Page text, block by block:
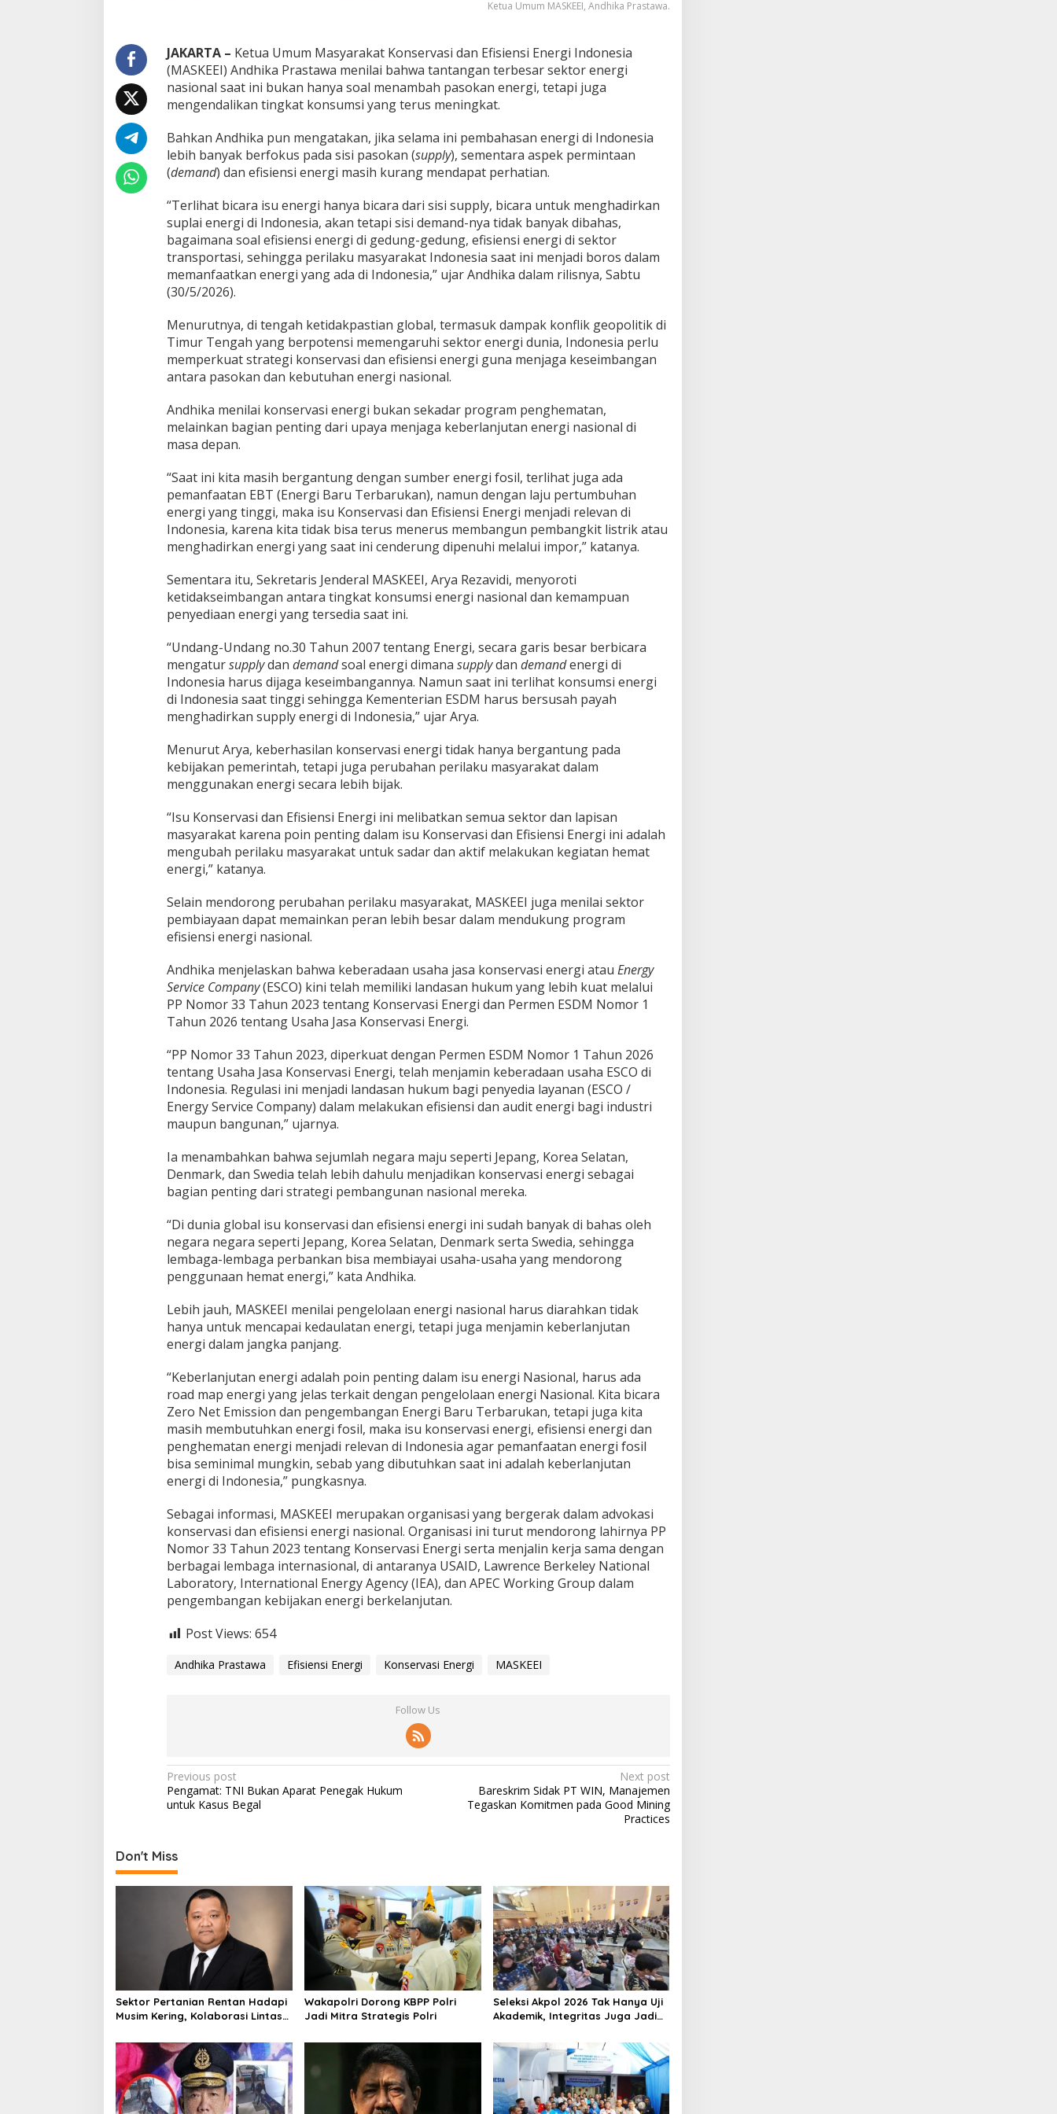
n
P
e
g
m
b
a
a
n
E
B
Ketua Umum MASKEEI, Andhika Prastawa.
JAKARTA – Ketua Umum Masyarakat Konservasi dan Efisiensi Energi Indonesia
(MASKEEI) Andhika Prastawa menilai bahwa tantangan terbesar sektor energi
nasional saat ini bukan hanya soal menambah pasokan energi, tetapi juga
mengendalikan tingkat konsumsi yang terus meningkat.
Bahkan Andhika pun mengatakan, jika selama ini pembahasan energi di Indonesia
lebih banyak berfokus pada sisi pasokan (supply), sementara aspek permintaan
(demand) dan efisiensi energi masih kurang mendapat perhatian.
“Terlihat bicara isu energi hanya bicara dari sisi supply, bicara untuk menghadirkan
suplai energi di Indonesia, akan tetapi sisi demand-nya tidak banyak dibahas,
bagaimana soal efisiensi energi di gedung-gedung, efisiensi energi di sektor
transportasi, sehingga perilaku masyarakat Indonesia saat ini menjadi boros dalam
memanfaatkan energi yang ada di Indonesia,” ujar Andhika dalam rilisnya, Sabtu
(30/5/2026).
Menurutnya, di tengah ketidakpastian global, termasuk dampak konflik geopolitik di
Timur Tengah yang berpotensi memengaruhi sektor energi dunia, Indonesia perlu
memperkuat strategi konservasi dan efisiensi energi guna menjaga keseimbangan
antara pasokan dan kebutuhan energi nasional.
Andhika menilai konservasi energi bukan sekadar program penghematan,
melainkan bagian penting dari upaya menjaga keberlanjutan energi nasional di
masa depan.
“Saat ini kita masih bergantung dengan sumber energi fosil, terlihat juga ada
pemanfaatan EBT (Energi Baru Terbarukan), namun dengan laju pertumbuhan
energi yang tinggi, maka isu Konservasi dan Efisiensi Energi menjadi relevan di
Indonesia, karena kita tidak bisa terus menerus membangun pembangkit listrik atau
menghadirkan energi yang saat ini cenderung dipenuhi melalui impor,” katanya.
Sementara itu, Sekretaris Jenderal MASKEEI, Arya Rezavidi, menyoroti
ketidakseimbangan antara tingkat konsumsi energi nasional dan kemampuan
penyediaan energi yang tersedia saat ini.
“Undang-Undang no.30 Tahun 2007 tentang Energi, secara garis besar berbicara
mengatursupplydan demandsoal energi dimana supplydan demandenergi di
Indonesia harus dijaga keseimbangannya. Namun saat ini terlihat konsumsi energi
di Indonesia saat tinggi sehingga Kementerian ESDM harus bersusah payah
menghadirkan supply energi di Indonesia,” ujar Arya.
Menurut Arya, keberhasilan konservasi energi tidak hanya bergantung pada
kebijakan pemerintah, tetapi juga perubahan perilaku masyarakat dalam
menggunakan energi secara lebih bijak.
“Isu Konservasi dan Efisiensi Energi ini melibatkan semua sektor dan lapisan
masyarakat karena poin penting dalam isu Konservasi dan Efisiensi Energi ini adalah
mengubah perilaku masyarakat untuk sadar dan aktif melakukan kegiatan hemat
energi,” katanya.
Selain mendorong perubahan perilaku masyarakat, MASKEEI juga menilai sektor
pembiayaan dapat memainkan peran lebih besar dalam mendukung program
efisiensi energi nasional.
Andhika menjelaskan bahwa keberadaan usaha jasa konservasi energi atau Energy
Service Company(ESCO) kini telah memiliki landasan hukum yang lebih kuat melalui
PP Nomor 33 Tahun 2023 tentang Konservasi Energi dan Permen ESDM Nomor 1
Tahun 2026 tentang Usaha Jasa Konservasi Energi.
“PP Nomor 33 Tahun 2023, diperkuat dengan Permen ESDM Nomor 1 Tahun 2026
tentang Usaha Jasa Konservasi Energi, telah menjamin keberadaan usaha ESCO di
Indonesia. Regulasi ini menjadi landasan hukum bagi penyedia layanan (ESCO /
Energy Service Company) dalam melakukan efisiensi dan audit energi bagi industri
maupun bangunan,” ujarnya.
Ia menambahkan bahwa sejumlah negara maju seperti Jepang, Korea Selatan,
Denmark, dan Swedia telah lebih dahulu menjadikan konservasi energi sebagai
bagian penting dari strategi pembangunan nasional mereka.
“Di dunia global isu konservasi dan efisiensi energi ini sudah banyak di bahas oleh
negara negara seperti Jepang, Korea Selatan, Denmark serta Swedia, sehingga
lembaga-lembaga perbankan bisa membiayai usaha-usaha yang mendorong
penggunaan hemat energi,” kata Andhika.
Lebih jauh, MASKEEI menilai pengelolaan energi nasional harus diarahkan tidak
hanya untuk mencapai kedaulatan energi, tetapi juga menjamin keberlanjutan
energi dalam jangka panjang.
“Keberlanjutan energi adalah poin penting dalam isu energi Nasional, harus ada
road map energi yang jelas terkait dengan pengelolaan energi Nasional. Kita bicara
Zero Net Emission dan pengembangan Energi Baru Terbarukan, tetapi juga kita
masih membutuhkan energi fosil, maka isu konservasi energi, efisiensi energi dan
penghematan energi menjadi relevan di Indonesia agar pemanfaatan energi fosil
bisa seminimal mungkin, sebab yang dibutuhkan saat ini adalah keberlanjutan
energi di Indonesia,” pungkasnya.
Sebagai informasi, MASKEEI merupakan organisasi yang bergerak dalam advokasi
konservasi dan efisiensi energi nasional. Organisasi ini turut mendorong lahirnya PP
Nomor 33 Tahun 2023 tentang Konservasi Energi serta menjalin kerja sama dengan
berbagai lembaga internasional, di antaranya USAID, Lawrence Berkeley National
Laboratory, International Energy Agency (IEA), dan APEC Working Group dalam
pengembangan kebijakan energi berkelanjutan.
Post Views: 654
Andhika Prastawa Efisiensi Energi Konservasi Energi MASKEEI
Follow Us
P
o
n
a
g
t
i
o
n
Previous post
Pengamat: TNI Bukan Aparat Penegak Hukum
untuk Kasus Begal
Next post
Bareskrim Sidak PT WIN, Manajemen
Tegaskan Komitmen pada Good Mining
Practices
Don't Miss
Sektor Pertanian Rentan Hadapi
Musim Kering, Kolaborasi Lintas
Wakapolri Dorong KBPP Polri
Jadi Mitra Strategis Polri
Seleksi Akpol 2026 Tak Hanya Uji
Akademik, Integritas Juga Jadi